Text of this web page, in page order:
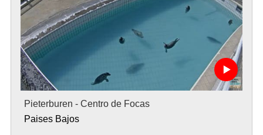
Pieterburen - Centro de Focas
Paises Bajos